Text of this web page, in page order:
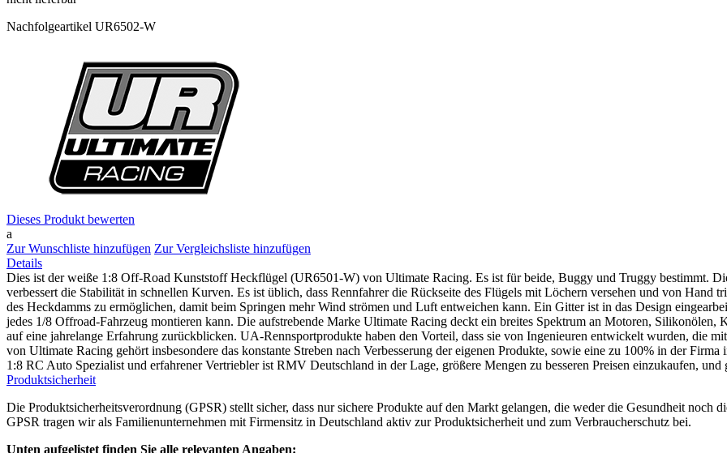
Nachfolgeartikel UR6502-W
Dieses Produkt bewerten
a
Zur Wunschliste hinzufügen Zur Vergleichsliste hinzufügen
Details
Dies ist der weiße 1:8 Off-Road Kunststoff Heckflügel (UR6501-W) von Ultimate Racing. Es ist für beide, Buggy und Truggy bestimmt.
verbessert die Stabilität in schnellen Kurven. Es ist üblich, dass Rennfahrer die Rückseite des Flügels mit Löchern versehen und von
des Heckdamms zu ermöglichen, damit beim Springen mehr Wind strömen und Luft entweichen kann. Ein Gitter ist in das Design
jedes 1/8 Offroad-Fahrzeug montieren kann. Die aufstrebende Marke Ultimate Racing deckt ein breites Spektrum an Motoren,
auf eine jahrelange Erfahrung zurückblicken. UA-Rennsportprodukte haben den Vorteil, dass sie von Ingenieuren entwickelt wurden, die
von Ultimate Racing gehört insbesondere das konstante Streben nach Verbesserung der eigenen Produkte, sowie eine zu 100% in der
1:8 RC Auto Spezialist und erfahrener Vertriebler ist RMV Deutschland in der Lage, größere Mengen zu besseren Preisen einzukaufen,
Produktsicherheit
Die Produktsicherheitsverordnung (GPSR) stellt sicher, dass nur sichere Produkte auf den Markt gelangen, die weder die Gesundheit noch
GPSR tragen wir als Familienunternehmen mit Firmensitz in Deutschland aktiv zur Produktsicherheit und zum Verbraucherschutz bei.
Unten aufgelistet finden Sie alle relevanten Angaben: